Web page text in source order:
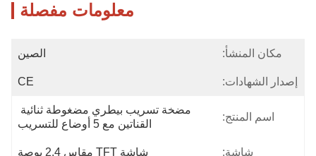
معلومات مفصلة
مكان المنشأ: الصين
إصدار الشهادات: CE
اسم المنتج:
مضخة تسريب بيطري مضغوطة ثنائية
القناتين مع 5 أوضاع للتسريب
شاشة: شاشة TFT مقاس 2.4 بوصة